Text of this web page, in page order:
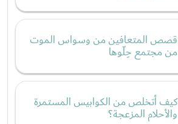
قصص المتعافين من وسواس الموت
من مجتمع حِلّوها
كيف أتخلص من الكوابيس المستمرة
والأحلام المزعجة؟